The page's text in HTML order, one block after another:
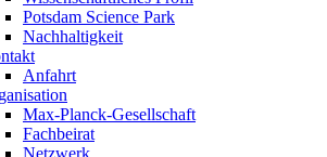
Potsdam Science Park
Nachhaltigkeit
Anfahrt
Max-Planck-Gesellschaft
Fachbeirat
Netzwerk